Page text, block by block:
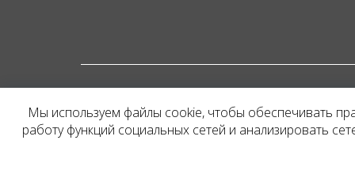
Представленная на
и не является
Мы используем файлы cookie, чтобы обеспечивать
работу функций социальных сетей и анализировать